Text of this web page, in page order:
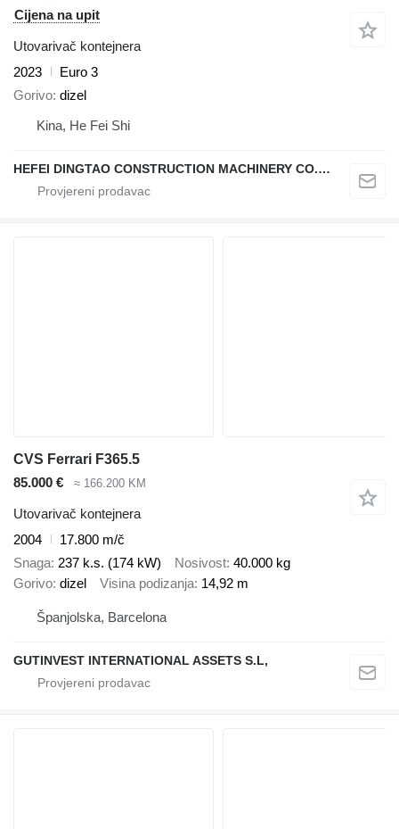
Cijena na upit
Utovarivač kontejnera
2023
Euro 3
Gorivo dizel
Kina, He Fei Shi
HEFEI DINGTAO CONSTRUCTION MACHINERY CO., LIMITED
CVS Ferrari F365.5
85.000 €
≈ 166.200 KM
Utovarivač kontejnera
2004
17.800 m/č
Snaga 237 k.s. (174 kW) Nosivost 40.000 kg
Gorivo dizel Visina podizanja 14,92 m
Španjolska, Barcelona
GUTINVEST INTERNATIONAL ASSETS S.L,